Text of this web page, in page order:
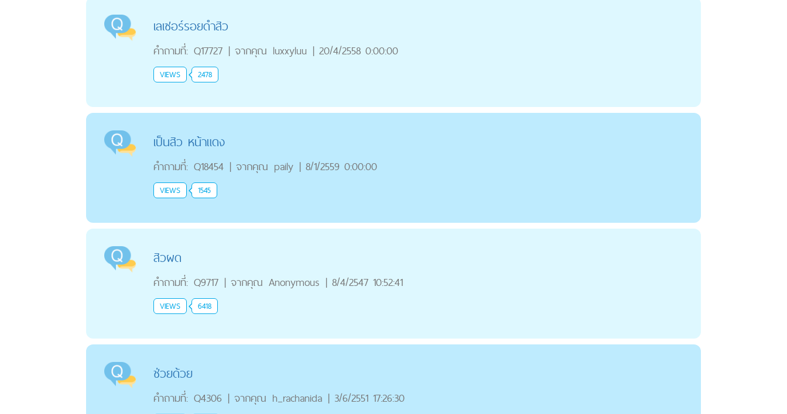
เลเซอร์รอยดำสิว
คำถามที่: Q17727 | จากคุณ luxxyluu | 20/4/2558 0:00:00
VIEWS 2478
เป็นสิว หน้าแดง
คำถามที่: Q18454 | จากคุณ paily | 8/1/2559 0:00:00
VIEWS 1545
สิวผด
คำถามที่: Q9717 | จากคุณ Anonymous | 8/4/2547 10:52:41
VIEWS 6418
ช่วยด้วย
คำถามที่: Q4306 | จากคุณ h_rachanida | 3/6/2551 17:26:30